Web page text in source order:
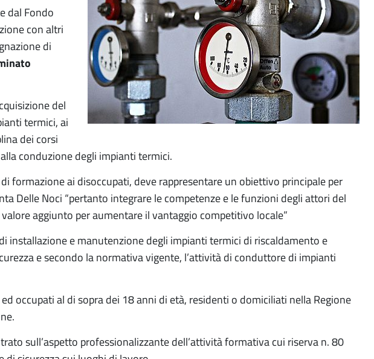
dal Fondo
con altri
di
del
termici, ai
dei corsi
conduzione degli impianti termici.
formazione ai disoccupati, deve rappresentare un obiettivo principale per
Delle Noci “pertanto integrare le competenze e le funzioni degli attori del
aggiunto per aumentare il vantaggio competitivo locale”
installazione e manutenzione degli impianti termici di riscaldamento e
e secondo la normativa vigente, l’attività di conduttore di impianti
occupati al di sopra dei 18 anni di età, residenti o domiciliati nella Regione
sull’aspetto professionalizzante dell’attività formativa cui riserva n. 80